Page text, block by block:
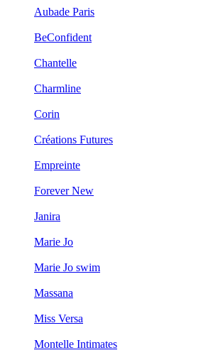
Aubade Paris
BeConfident
Chantelle
Charmline
Corin
Créations Futures
Empreinte
Forever New
Janira
Marie Jo
Marie Jo swim
Massana
Miss Versa
Montelle Intimates